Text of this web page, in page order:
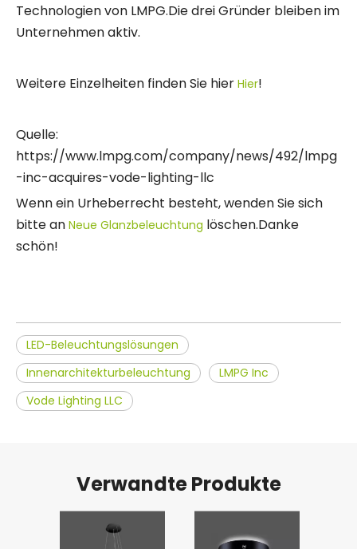
Technologien von LMPG.Die drei Gründer bleiben im
Unternehmen aktiv.
Weitere Einzelheiten finden Sie hier Hier!
Quelle:
https://www.lmpg.com/company/news/492/lmpg
-inc-acquires-vode-lighting-llc
Wenn ein Urheberrecht besteht, wenden Sie sich
bitte an Neue Glanzbeleuchtung löschen.Danke
schön!
LED-Beleuchtungslösungen
Innenarchitekturbeleuchtung
LMPG Inc
Vode Lighting LLC
Verwandte Produkte